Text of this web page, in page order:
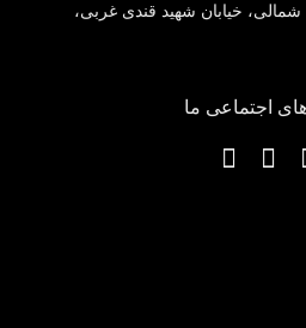
خیابان شهید قندی غربی،
اجتماعی ما